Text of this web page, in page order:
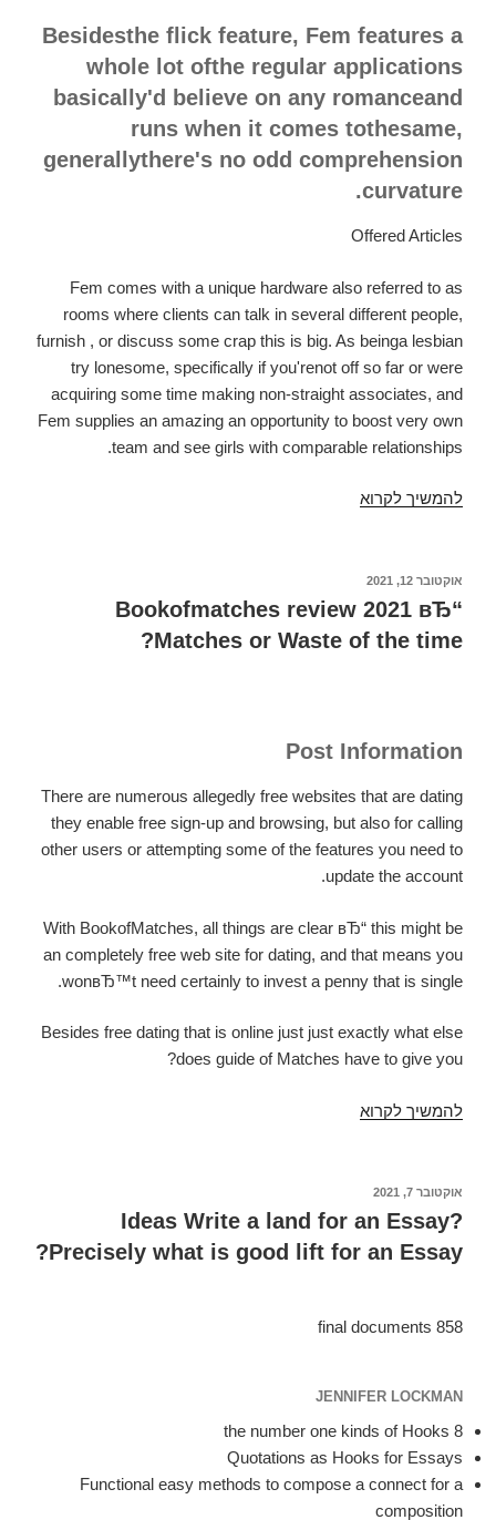
Besidesthe flick feature, Fem features a
whole lot ofthe regular applications
basically'd believe on any romanceand
runs when it comes tothesame,
generallythere's no odd comprehension
curvature.
Offered Articles
Fem comes with a unique hardware also referred to as
rooms where clients can talk in several different people,
furnish , or discuss some crap this is big. As beinga lesbian
try lonesome, specifically if you'renot off so far or were
acquiring some time making non-straight associates, and
Fem supplies an amazing an opportunity to boost very own
team and see girls with comparable relationships.
להמשיך לקרוא
development
20
sex
personal
information
inThose
steered
פורסם
ב
אוקטובר 12, 2021
Bookofmatches review 2021 вЂ“
Matches or Waste of the time?
Post Information
There are numerous allegedly free websites that are dating
they enable free sign-up and browsing, but also for calling
other users or attempting some of the features you need to
update the account.
With BookofMatches, all things are clear вЂ“ this might be
an completely free web site for dating, and that means you
wonвЂ™t need certainly to invest a penny that is single.
Besides free dating that is online just just exactly what else
does guide of Matches have to give you?
להמשיך לקרוא
Matches
or
the
פורסם
ב
אוקטובר 7, 2021
Ideas Write a land for an Essay?
Precisely what is good lift for an Essay?
858 final documents
JENNIFER LOCKMAN
8 the number one kinds of Hooks
Quotations as Hooks for Essays
Functional easy methods to compose a connect for a
composition